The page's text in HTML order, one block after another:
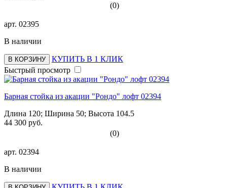
(0)
арт. 02395
В наличии
В КОРЗИНУ
КУПИТЬ В 1 КЛИК
Быстрый просмотр
Барная стойка из акации "Рондо" лофт 02394
Длина 120; Ширина 50; Высота 104.5
44 300 руб.
(0)
арт. 02394
В наличии